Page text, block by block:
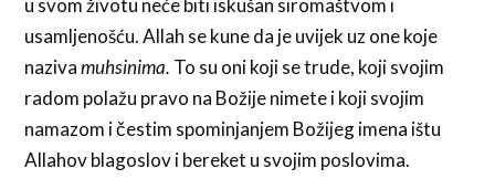
u svom životu neće biti iskušan siromaštvom i
usamljenošću. Allah se kune da je uvijek uz one koje
nazivamuhsinima. To su oni koji se trude, koji svojim
radom polažu pravo na Božije nimete i koji svojim
namazom i čestim spominjanjem Božijeg imena ištu
Allahov blagoslov i bereket u svojim poslovima.